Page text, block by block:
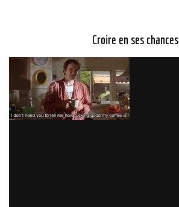
Croire en ses chances